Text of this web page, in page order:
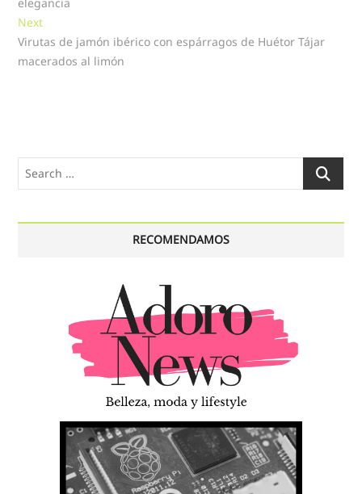
entradas
NextNext
post:
Virutas de jamón ibérico con espárragos de Huétor Tájar
macerados al limón
Search
RECOMENDAMOS